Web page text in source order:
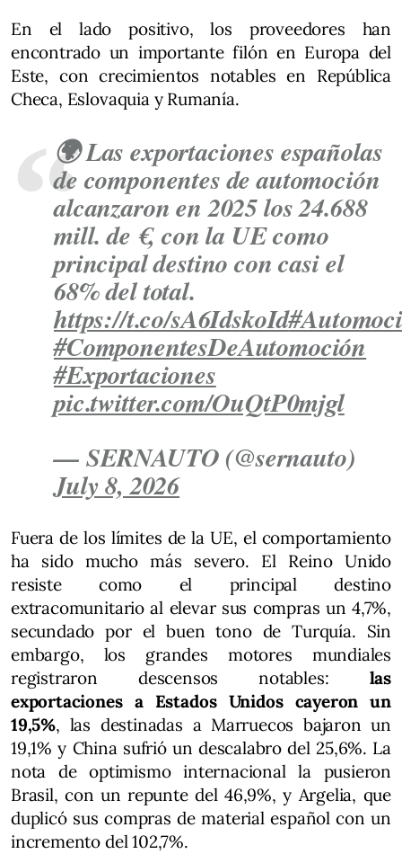
En el lado positivo, los proveedores han
encontrado un importante filón en Europa del
Este, con crecimientos notables en República
Checa, Eslovaquia y Rumanía.
🌍 Las exportaciones españolas
de componentes de automoción
alcanzaron en 2025 los 24.688
mill. de €, con la UE como
principal destino con casi el
68% del total.
https://t.co/sA6IdskoId
#ComponentesDeAutomoción
#Exportaciones
pic.twitter.com/OuQtP0mjgl
— SERNAUTO (@sernauto)
July 8, 2026
Fuera de los límites de la UE, el comportamiento
ha sido mucho más severo. El Reino Unido
resiste como el principal destino
extracomunitario al elevar sus compras un 4,7%,
secundado por el buen tono de Turquía. Sin
embargo, los grandes motores mundiales
registraron descensos notables: las
exportaciones a Estados Unidos cayeron un
19,5%, las destinadas a Marruecos bajaron un
19,1% y China sufrió un descalabro del 25,6%. La
nota de optimismo internacional la pusieron
Brasil, con un repunte del 46,9%, y Argelia, que
duplicó sus compras de material español con un
incremento del 102,7%.